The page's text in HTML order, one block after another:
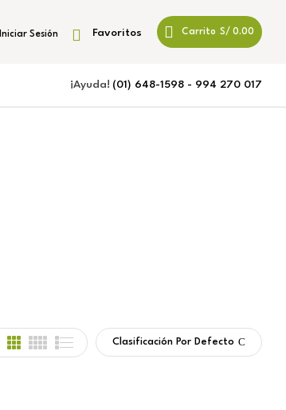
Iniciar Sesión Favoritos Carrito S/ 0.00
¡Ayuda! (01) 648-1598 - 994 270 017
Clasificación Por Defecto